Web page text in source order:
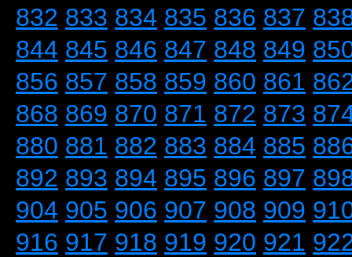
832 833 834 835 836 837
844 845 846 847 848 849
856 857 858 859 860 861
868 869 870 871 872 873
880 881 882 883 884 885
892 893 894 895 896 897
904 905 906 907 908 909
916 917 918 919 920 921